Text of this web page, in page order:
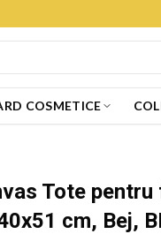
COSMETICE
Tote pentru
cm, Bej,